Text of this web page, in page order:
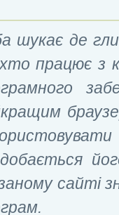
шукає де
хто працює з
сайті